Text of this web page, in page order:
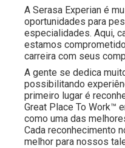
A Serasa Experian é
oportunidades para
especialidades. Aqui,
estamos
carreira com seus
A gente se dedica
possibilitando
primeiro lugar é
Great Place To Work™
como uma das
Cada reconhecimento
melhor para nossos